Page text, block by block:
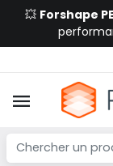
💥 Forshape